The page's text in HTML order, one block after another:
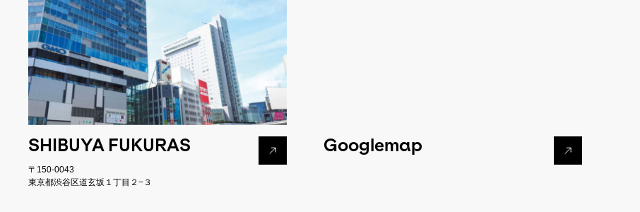
SHIBUYA FUKURAS
〒150-0043
東京都渋谷区道玄坂１丁目２−３
Googlemap